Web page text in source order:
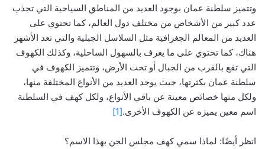
وتتميز سلطنة عمان بوجود العديد من المناطق السياحية التي تجذب
عدد كبير من الأشخاص من مختلف دول العالم، كما تحتوي على
العديد من المعالم الجغرافية مثل السلاسل الجبلية والتي تعد الأشهر
هناك، كما تحتوي على ما يعرف بالسهول الساحلية، وكذلك الكهوف
التي تقع بالقرب من الجبال أو تحت الأرض، وتتميز الكهوف في
سلطنة عمان بكثرتها، حيث يوجد العديد من الأنواع المختلفة منها،
ولكل منها خصائص معينة عن باقي الأنواع، ولكل كهف في السلطنة
اسم معين يميزه عن الكهوف الأخرى.[1]
انظر أيضًا: لماذا سمي كهف مجلس الجن بهذا الاسم؟